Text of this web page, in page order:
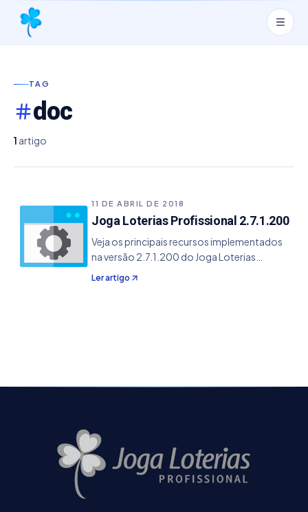
TAG
doc
1 artigo
11 DE ABRIL DE 2018
Joga Loterias Profissional 2.7.1.200
Veja os principais recursos implementados
na versão 2.7.1.200 do Joga Loterias
Profissional. - Adicionado a exportação em
vários formatos como TXT, Excel, Word,
Ler artigo